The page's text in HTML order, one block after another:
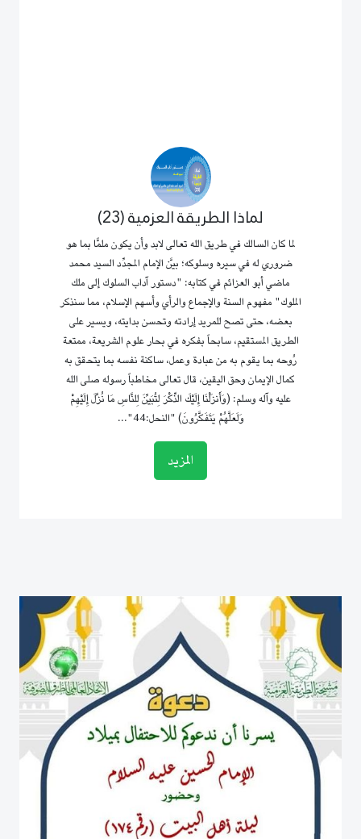
لماذا الطريقة العزمية (23)
لما كان السالك في طريق الله تعالى لابد وأن يكون ملمًّا بما هو
ضروري له في سيره وسلوكه؛ بيَّن الإمام المجدِّد السيد محمد
ماضي أبو العزائم في كتابه: "دستور آداب السلوك إلى ملك
الملوك" مفهوم السنة والإجماع والرأي وأسهم الإسلام، مما سنذكر
بعضه، حتى تصح للمريد إرادته وتحسن بدايته، ويسير على
الطريق المستقيم، سابحاً بفكره في بحار علوم الشريعة، ممتعة
رُوحه بما يقوم به من عبادة وعمل، ساكنة نفسه بما يتحقق به
كمال الإيمان وحق اليقين، قال تعالى مخاطباً رسوله صلى الله
عليه وآله وسلم: (وَأَنزَلْنَا إِلَيْكَ الذِّكْرَ لِتُبَيِّنَ لِلنَّاسِ مَا نُزِّلَ إِلَيْهِمْ
وَلَعَلَّهُمْ يَتَفَكَّرُونَ) "النحل:44"...
المزيد